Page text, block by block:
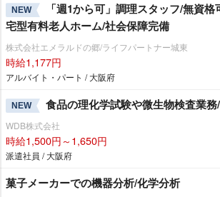
NEW
「週1から可」調理スタッフ/無資
宅型有料老人ホーム/社会保障完備
株式会社エメラルドの郷/ライフパートナー城東
時給1,177円
アルバイト・パート / 大阪府
NEW 食品の理化学試験や微生物検査業
WDB株式会社
時給1,500円～1,650円
派遣社員 / 大阪府
菓子メーカーでの機器分析/化学分析